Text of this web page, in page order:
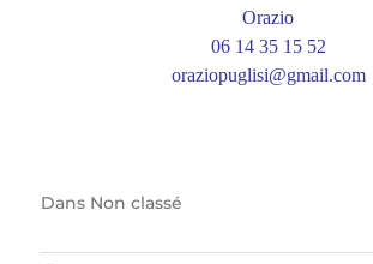
Orazio
06 14 35 15 52
oraziopuglisi@gmail.com
Dans Non classé